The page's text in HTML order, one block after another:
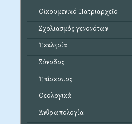
Οἰκουμενικό Πατριαρχεῖο
Σχολιασμός γενονότων
Ἐκκλησία
Σύνοδος
Ἐπίσκοπος
Θεολογικά
Ἀνθρωπολογία